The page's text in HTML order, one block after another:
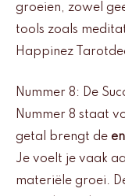
groeien, zowel
tools zoals
Happinez
Nummer 8: De
Nummer 8 staat
getal brengt de
Je voelt je vaak
materiële groei.